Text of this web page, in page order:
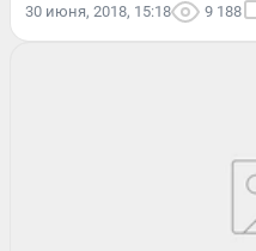
30 июня, 2018, 15:18 9 188